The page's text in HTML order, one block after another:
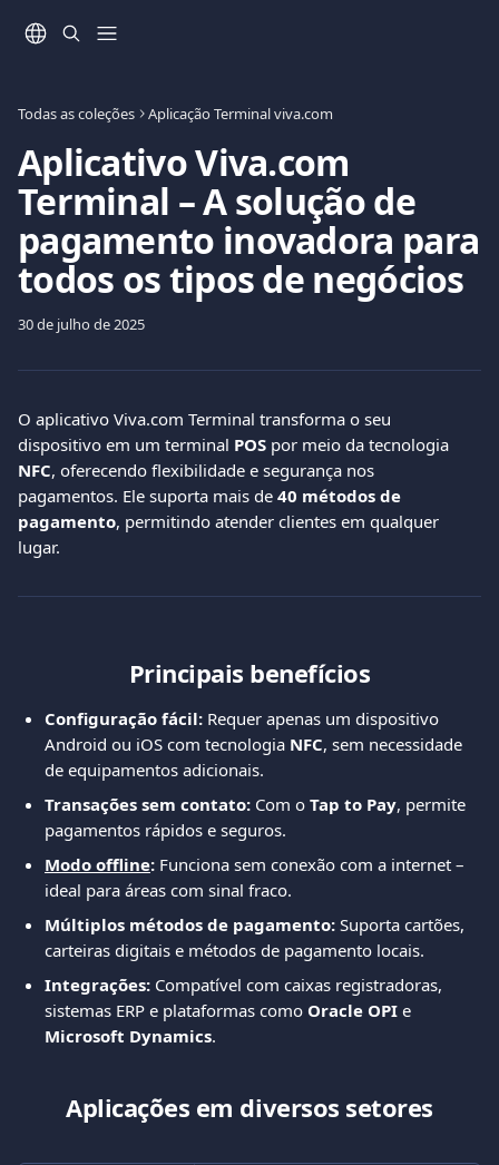
Todas as coleções Aplicação Terminal viva.com
Aplicativo Viva.com
Terminal – A solução de
pagamento inovadora para
todos os tipos de negócios
30 de julho de 2025
O aplicativo Viva.com Terminal transforma o seu
dispositivo em um terminal POS por meio da tecnologia
NFC, oferecendo flexibilidade e segurança nos
pagamentos. Ele suporta mais de 40 métodos de
pagamento, permitindo atender clientes em qualquer
lugar.
Principais benefícios
Configuração fácil: Requer apenas um dispositivo
Android ou iOS com tecnologia NFC, sem necessidade
de equipamentos adicionais.
Transações sem contato: Com o Tap to Pay, permite
pagamentos rápidos e seguros.
Modo offline: Funciona sem conexão com a internet –
ideal para áreas com sinal fraco.
Múltiplos métodos de pagamento: Suporta cartões,
carteiras digitais e métodos de pagamento locais.
Integrações: Compatível com caixas registradoras,
sistemas ERP e plataformas como Oracle OPI e
Microsoft Dynamics.
Aplicações em diversos setores